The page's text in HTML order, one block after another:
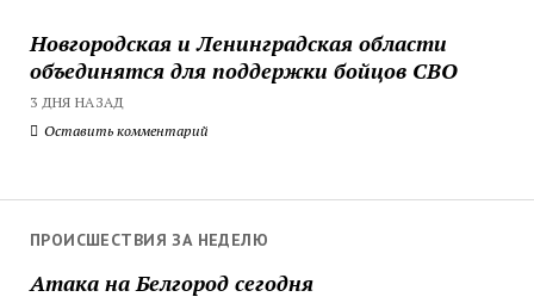
Новгородская и Ленинградская области
объединятся для поддержки бойцов СВО
3 ДНЯ НАЗАД
Оставить комментарий
ПРОИСШЕСТВИЯ ЗА НЕДЕЛЮ
Атака на Белгород сегодня